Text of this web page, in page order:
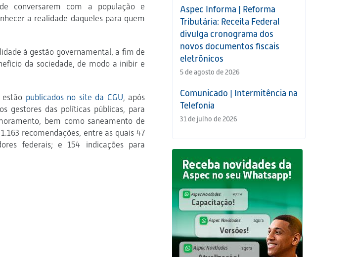
conversarem com a população e
a realidade daqueles para quem
à gestão governamental, a fim de
da sociedade, de modo a inibir e
estão publicados no site da CGU, após
gestores das políticas públicas, para
bem como saneamento de
recomendações, entre as quais 47
federais; e 154 indicações para
Aspec Informa | Reforma
Tributária: Receita Federal
divulga cronograma dos
novos documentos fiscais
eletrônicos
5 de agosto de 2026
Comunicado | Intermitência na
Telefonia
31 de julho de 2026